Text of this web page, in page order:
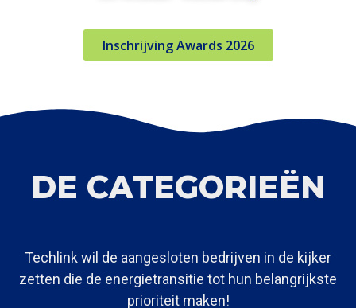
Inschrijving Awards 2026
DE CATEGORIEËN
Techlink wil de aangesloten bedrijven in de kijker
zetten die de energietransitie tot hun belangrijkste
prioriteit maken!